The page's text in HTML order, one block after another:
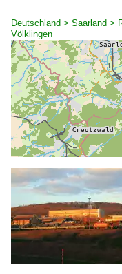
Deutschland > Saarland >
Völklingen